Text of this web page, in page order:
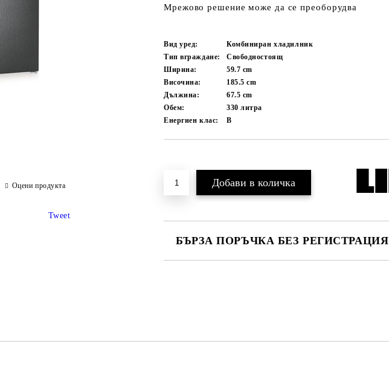
Мрежово решение може да се преоборудва
Вид уред:
Комбиниран хладилник
Тип вграждане:
Свободностоящ
Ширина:
59.7 cm
Височина:
185.5cm
Дължина:
67.5 cm
Обем:
330литра
Енергиен клас:
B
БЪРЗА ПОРЪЧКА БЕЗ РЕГИСТРАЦИЯ
Оцени продукта
Tweet